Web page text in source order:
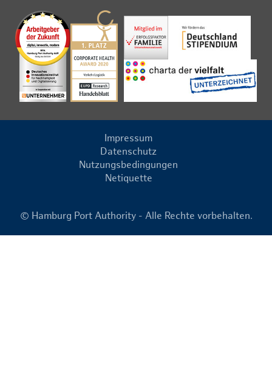
Impressum
Datenschutz
Nutzungsbedingungen
Netiquette
© Hamburg Port Authority - Alle Rechte vorbehalten.